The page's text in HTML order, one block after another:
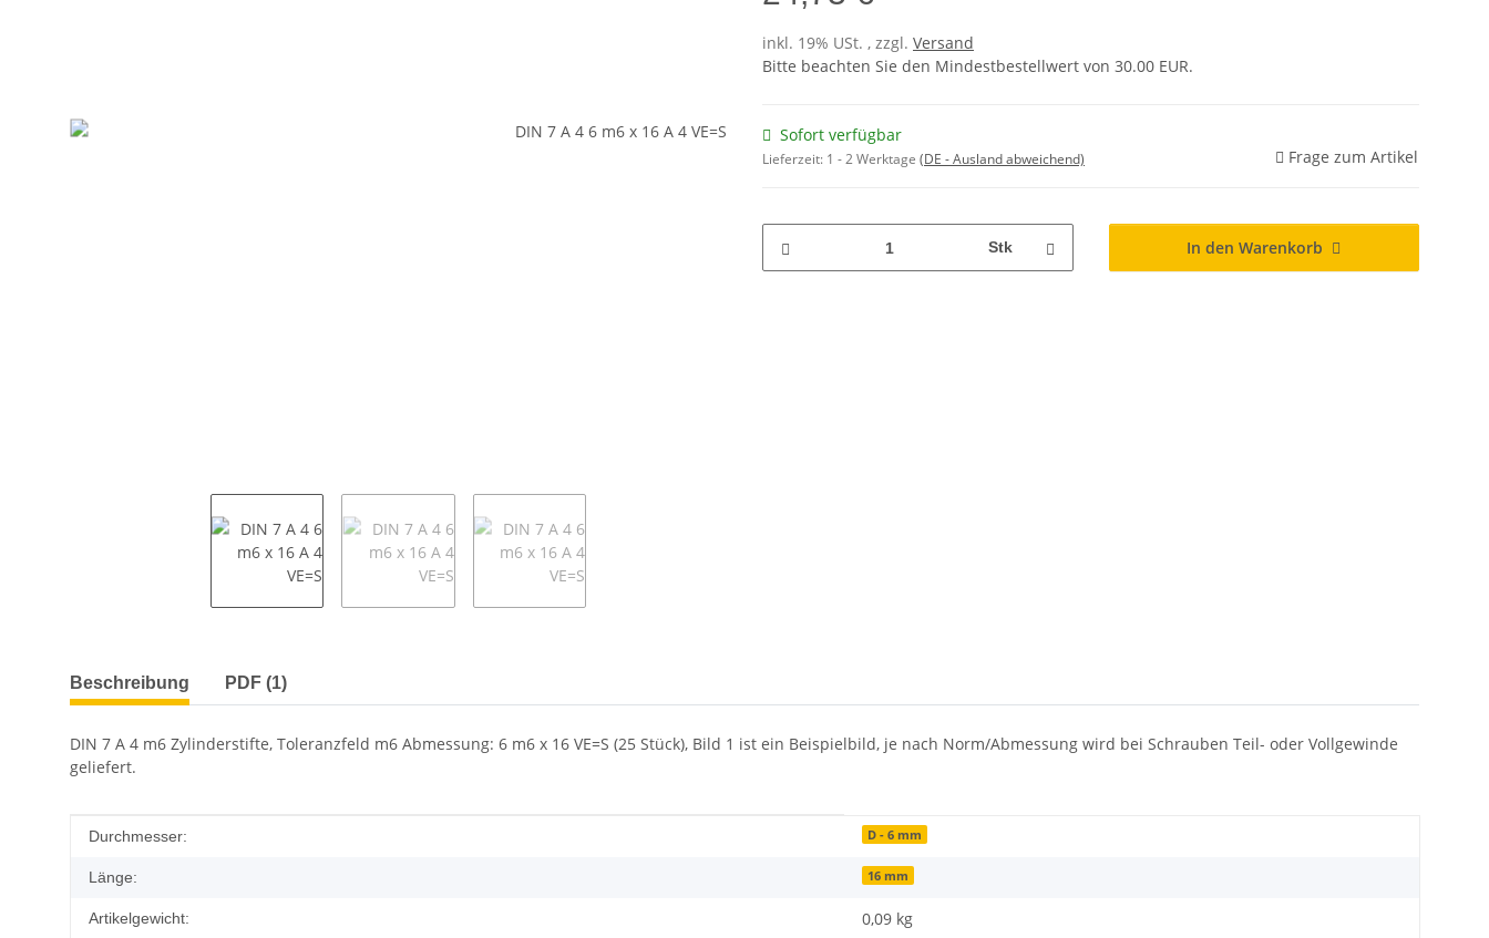
inkl. 19% USt. , zzgl. Versand
Bitte beachten Sie den Mindestbestellwert von 30.00 EUR.
Sofort verfügbar
Lieferzeit: 1 - 2 Werktage (DE - Ausland abweichend) Frage zum Artikel
Stk In den Warenkorb
weitere Registerkarten anzeigen
Beschreibung PDF (1)
DIN 7 A 4 m6 Zylinderstifte, Toleranzfeld m6 Abmessung: 6 m6 x 16 VE=S (25 Stück), Bild 1 ist ein Beispielbild, je nach Norm/Abmessung wird bei Schrauben Teil- oder Vollgewinde
geliefert.
Produkteigenschaft
Wert
Durchmesser: D - 6 mm
Länge: 16 mm
Artikelgewicht: 0,09 kg